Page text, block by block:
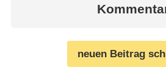
neuen Beitrag